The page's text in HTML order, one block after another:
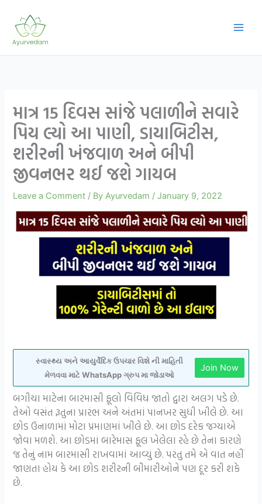
content
માત્ર 15 દિવસ સાંજે પલાળીને સવારે
પિય લ્યો આ પાણી, ડાયાબિટીસ,
શરીરની ખંજવાળ અને બીપી
જીવનભર થઈ જશે ગાયબ
Leave a Comment / ByAyurvedam /January 9, 2022
સ્વાસ્થ્ય અને આયુર્વેદિક ઉપચાર વિશે ની માહિતી
મેળવવા માટે WhatsApp ગ્રુપ મા જોડાઓ
Join Now
બગીચા માટેના બારમાસી ફૂલો વિવિધ જાતો દ્વારા અલગ પડે છે.
તેઓ વસંત રૂતુના પ્રારંભ અને અંતમાં પાનખર સુધી ખીલે છે. આ
છોડ ઉનાળામાં મોટા પ્રમાણમાં ખીલે છે. આ છોડ દરેક જગ્યાએ
જોવા મળશે. આ છોડમાં બારેમાસ ફૂલ ખેલેલા રહે છે તેના કારણે
જ તેનું નામ બારમાસી રાખવામાં આવ્યું છે. પરંતુ તમે એ વાત નહીં
જાણતા હોય કે આ છોડ શરીરની બીમારીઓને પણ દૂર કરી શકે
છે.